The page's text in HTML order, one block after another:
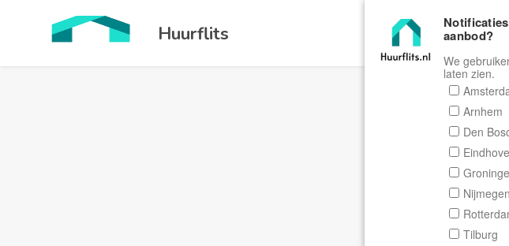
Huurflits Home Zoeken
aanbod?
We
laten zien.
Arnhem
Den
Nijmegen
Tilburg